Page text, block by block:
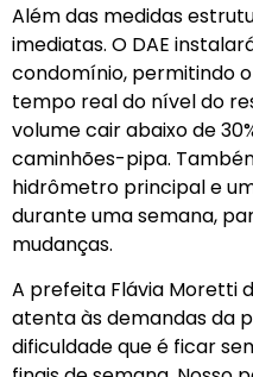
Além das medidas
imediatas. O DAE
condomínio, permitindo
tempo real do nível do
volume cair abaixo de
caminhões-pipa.
hidrômetro principal e
durante uma semana,
mudanças.
A prefeita Flávia Moretti
atenta às demandas da
dificuldade que é ficar